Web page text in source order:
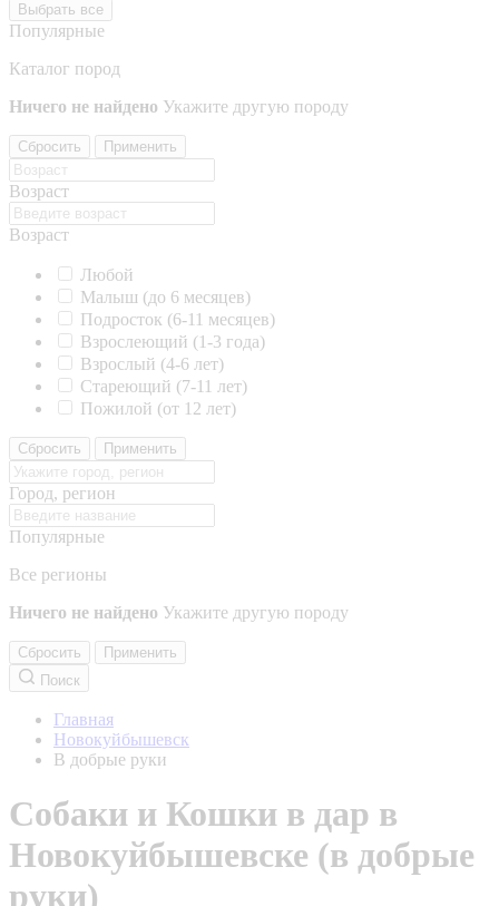
Выбрать все
Популярные
Каталог пород
Ничего не найдено Укажите другую породу
Сбросить Применить
Возраст
Возраст
Любой
Малыш (до 6 месяцев)
Подросток (6-11 месяцев)
Взрослеющий (1-3 года)
Взрослый (4-6 лет)
Стареющий (7-11 лет)
Пожилой (от 12 лет)
Сбросить Применить
Город, регион
Популярные
Все регионы
Ничего не найдено Укажите другую породу
Сбросить
Применить
Поиск
Главная
Новокуйбышевск
В добрые руки
Собаки и Кошки в дар в
Новокуйбышевске (в добрые
руки)